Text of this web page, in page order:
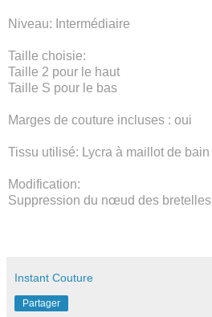
Niveau: Intermédiaire
Taille choisie:
Taille 2 pour le haut
Taille S pour le bas
Marges de couture incluses : oui
Tissu utilisé: Lycra à maillot de bain
Modification:
Suppression du nœud des bretelles
Instant Couture
Partager